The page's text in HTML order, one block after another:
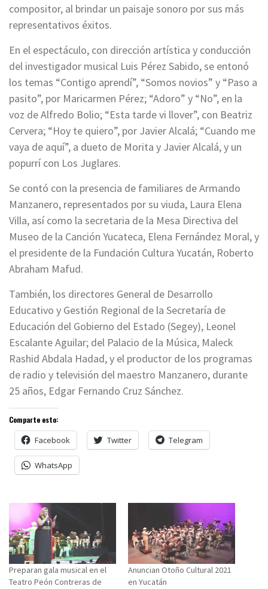
compositor, al brindar un paisaje sonoro por sus más
representativos éxitos.
En el espectáculo, con dirección artística y conducción
del investigador musical Luis Pérez Sabido, se entonó
los temas “Contigo aprendí”, “Somos novios” y “Paso a
pasito”, por Maricarmen Pérez; “Adoro” y “No”, en la
voz de Alfredo Bolio; “Esta tarde vi llover”, con Beatriz
Cervera; “Hoy te quiero”, por Javier Alcalá; “Cuando me
vaya de aquí”, a dueto de Morita y Javier Alcalá, y un
popurrí con Los Juglares.
Se contó con la presencia de familiares de Armando
Manzanero, representados por su viuda, Laura Elena
Villa, así como la secretaria de la Mesa Directiva del
Museo de la Canción Yucateca, Elena Fernández Moral, y
el presidente de la Fundación Cultura Yucatán, Roberto
Abraham Mafud.
También, los directores General de Desarrollo
Educativo y Gestión Regional de la Secretaría de
Educación del Gobierno del Estado (Segey), Leonel
Escalante Aguilar; del Palacio de la Música, Maleck
Rashid Abdala Hadad, y el productor de los programas
de radio y televisión del maestro Manzanero, durante
25 años, Edgar Fernando Cruz Sánchez.
Comparte esto:
Facebook Twitter Telegram
WhatsApp
Preparan gala musical en el
Teatro Peón Contreras de
Anuncian Otoño Cultural 2021
en Yucatán